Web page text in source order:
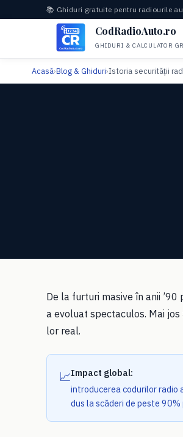
📚 Ghiduri gratuite pentru radiourile
CodRadioAuto.ro
GHIDURI & CALCULATOR
Acasă›Blog & Ghiduri›Istoria securității
De la furturi masive în anii
a evoluat spectaculos. Mai
lor real.
📈Impact global:
introducerea codurilor radio
dus la scăderi de peste